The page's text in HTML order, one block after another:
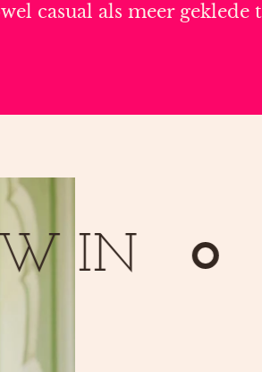
casual als meer geklede